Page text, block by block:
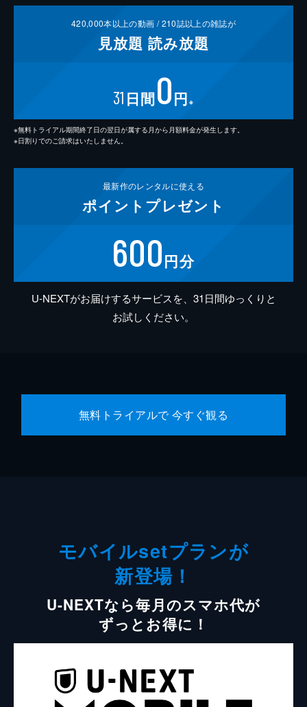
420,000本以上の動画 /210誌以上の雑誌が
見放題 読み放題
31 日間0円 ※
※無料トライアル期間終了日の翌日が属する月から月額料金が発生します。
※日割りでのご請求はいたしません。
最新作のレンタルに使える
ポイント プレゼント
600円分
U-NEXTがお届けするサービスを、31日間ゆっくりと
お試しください。
無料トライアルで 今すぐ観る
モバイルsetプランが
新登場！
U-NEXTなら毎月のスマホ代が
ずっとお得に！